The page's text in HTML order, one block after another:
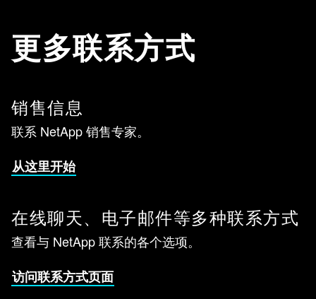
更多联系方式
销售信息
联系 NetApp 销售专家。
从这里开始
在线聊天、电子邮件等多种联系方式
查看与 NetApp 联系的各个选项。
访问联系方式页面